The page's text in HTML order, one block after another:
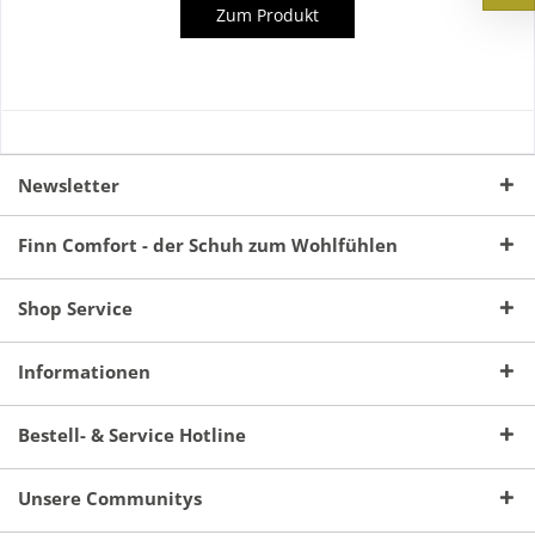
Zum Produkt
Newsletter
Finn Comfort - der Schuh zum Wohlfühlen
Shop Service
Informationen
Bestell- & Service Hotline
Unsere Communitys